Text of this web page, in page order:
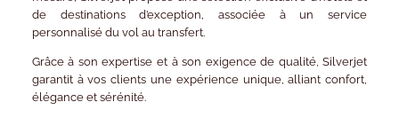
de destinations d’exception , associée à unservice
personnalisédu vol au transfert.
Grâce à son expertise et à son exigence de qualité, Silverjet
garantit à vos clients une expérience unique, alliantconfort,
élégance et sérénité.